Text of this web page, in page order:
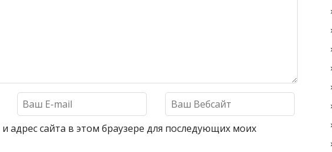
адрес сайта в этом браузере для последующих моих